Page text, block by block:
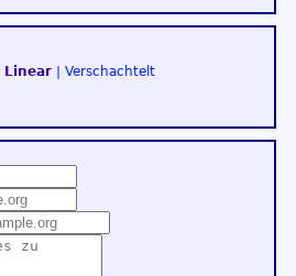
Linear | Verschachtelt